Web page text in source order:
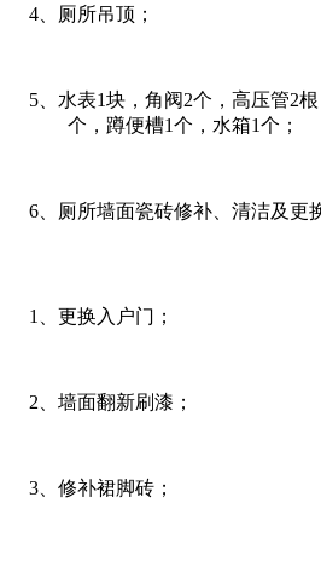
4 、厕所吊顶；
5 、水表1块，角阀2个，高压管2
个，蹲便槽1个，水箱1个；
6 、厕所墙面瓷砖修补、清洁及更
1、更换入户门；
2、墙面翻新刷漆；
3 、修补裙脚砖；